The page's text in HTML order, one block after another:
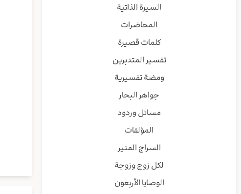
السيرة الذاتية
المحاضرات
كلمات قصيرة
تفسير المتدبرين
ومضة تفسيرية
جواهر البحار
مسائل وردود
المؤلفات
السراج المنير
لكل زوج وزوجة
الوصايا الأربعون